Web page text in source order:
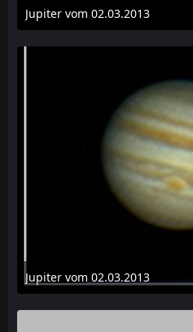
Jupiter vom 02.03.2013
18. März 2013 um 17:34
Jupiter vom 02.03.2013
17. März 2013 um 14:28